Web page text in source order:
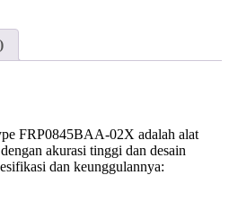
FRP0845BAA-02X adalah alat
akurasi tinggi dan desain
dan keunggulannya: